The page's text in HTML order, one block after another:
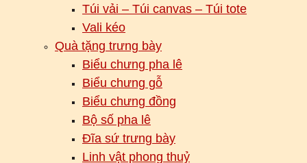
Túi vải – Túi canvas – Túi tote
Vali kéo
Quà tặng trưng bày
Biểu chưng pha lê
Biểu chưng gỗ
Biểu chưng đồng
Bộ số pha lê
Đĩa sứ trưng bày
Linh vật phong thuỷ